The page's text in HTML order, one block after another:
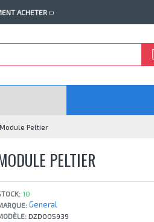
ACHETER
Peltier
PELTIER
10
General
DZD005939